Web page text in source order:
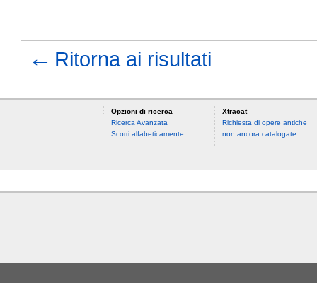
← Ritorna ai risultati
Opzioni di ricerca
Ricerca Avanzata
Scorri alfabeticamente
Xtracat
Richiesta di opere antiche
non ancora catalogate